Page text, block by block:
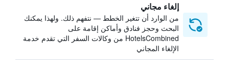
إلغاء مجاني
من الوارد أن تتغير الخطط — نتفهم ذلك. ولهذا يمكنك
البحث وحجز فنادق وأماكن إقامة على
HotelsCombined من وكالات السفر التي تقدم خدمة
الإلغاء المجاني